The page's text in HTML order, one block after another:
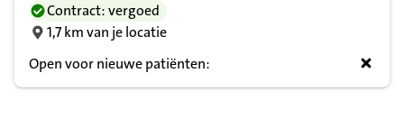
Contract: vergoed
1,7 km van je locatie
Open voor nieuwe patiënten: